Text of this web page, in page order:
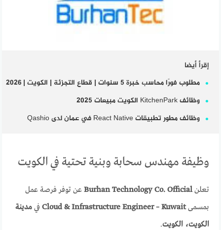
إقرأ أيضا
مطلوب فورًا محاسب خبرة 5 سنوات | قطاع التجزئة | الكويت | 2026
وظائف KitchenPark الكويت مبيعات 2025
وظائف مطور تطبيقات React Native في عمان لدى Qashio
وظيفة مهندس سحابة وبنية تحتية في الكويت
تعلنBurhan Technology Co. Official عن توفر فرصة عمل
بمسمىCloud & Infrastructure Engineer – Kuwait فيمدينة
الكويت، الكويت.